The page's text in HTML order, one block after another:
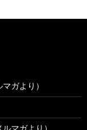
ガより）
マガより）